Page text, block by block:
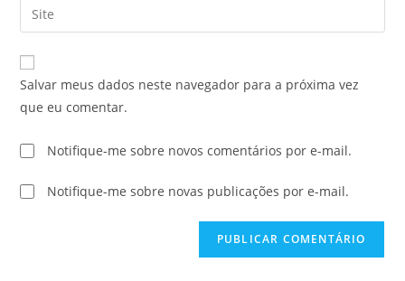
Salvar meus dados neste navegador para a próxima vez
que eu comentar.
Notifique-me sobre novos comentários por e-mail.
Notifique-me sobre novas publicações por e-mail.